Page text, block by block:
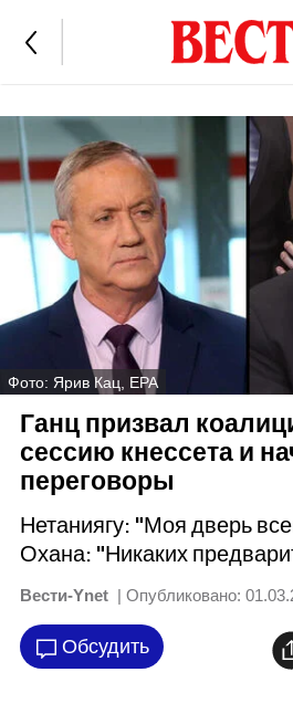
Фото: Ярив Кац, EPA
Ганц призвал
сессию кнессета и
переговоры
Нетаниягу: "Моя дверь
Охана: "Никаких
Вести-Ynet | Опубликовано:
Обсудить